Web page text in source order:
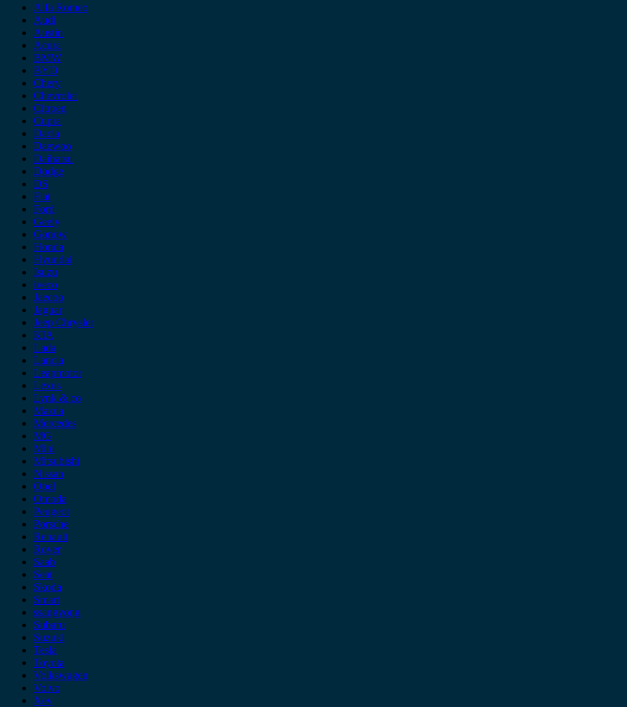
Alfa Romeo
Audi
Austin
Acura
BMW
BYD
Chery
Chevrolet
Citroen
Cupra
Dacia
Daewoo
Daihatsu
Dodge
DS
Fiat
Ford
Geely
Gonow
Honda
Hyundai
Isuzu
iveco
Jaecoo
Jaguar
Jeep Chrysler
KIA
Lada
Lancia
Leapmotor
Lexus
Lynk & co
Mazda
Mercedes
MG
Mini
Mitsubishi
Nissan
Opel
Omoda
Peugeot
Porsche
Renault
Rover
Saab
Seat
Skoda
Smart
ssangyong
Subaru
Suzuki
Tesla
Toyota
Volkswagen
Volvo
Xev